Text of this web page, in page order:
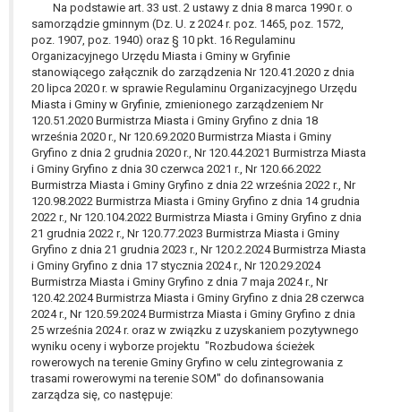
Na podstawie art. 33 ust. 2 ustawy z dnia 8 marca 1990 r. o
samorządzie gminnym (Dz. U. z 2024 r. poz. 1465, poz. 1572,
poz. 1907, poz. 1940) oraz § 10 pkt. 16 Regulaminu
Organizacyjnego Urzędu Miasta i Gminy w Gryfinie
stanowiącego załącznik do zarządzenia Nr 120.41.2020 z dnia
20 lipca 2020 r. w sprawie Regulaminu Organizacyjnego Urzędu
Miasta i Gminy w Gryfinie, zmienionego zarządzeniem Nr
120.51.2020 Burmistrza Miasta i Gminy Gryfino z dnia 18
września 2020 r., Nr 120.69.2020 Burmistrza Miasta i Gminy
Gryfino z dnia 2 grudnia 2020 r., Nr 120.44.2021 Burmistrza Miasta
i Gminy Gryfino z dnia 30 czerwca 2021 r., Nr 120.66.2022
Burmistrza Miasta i Gminy Gryfino z dnia 22 września 2022 r., Nr
120.98.2022 Burmistrza Miasta i Gminy Gryfino z dnia 14 grudnia
2022 r., Nr 120.104.2022 Burmistrza Miasta i Gminy Gryfino z dnia
21 grudnia 2022 r., Nr 120.77.2023 Burmistrza Miasta i Gminy
Gryfino z dnia 21 grudnia 2023 r., Nr 120.2.2024 Burmistrza Miasta
i Gminy Gryfino z dnia 17 stycznia 2024 r., Nr 120.29.2024
Burmistrza Miasta i Gminy Gryfino z dnia 7 maja 2024 r., Nr
120.42.2024 Burmistrza Miasta i Gminy Gryfino z dnia 28 czerwca
2024 r., Nr 120.59.2024 Burmistrza Miasta i Gminy Gryfino z dnia
25 września 2024 r. oraz w związku z uzyskaniem pozytywnego
wyniku oceny i wyborze projektu "Rozbudowa ścieżek
rowerowych na terenie Gminy Gryfino w celu zintegrowania z
trasami rowerowymi na terenie SOM" do dofinansowania
zarządza się, co następuje:
lub przez stronę trzecią.
Z przyczyn związanych z Pani/Pana
szczególną sytuacją. W razie wniesienia
sprzeciwu, administrator nie może już
przetwarzać tych danych osobowych, chyba
że wykaże on istnienie ważnych prawnie
uzasadnionych podstaw do przetwarzania,
nadrzędnych wobec interesów, praw i
wolności osoby, której dane dotyczą, lub
podstaw do ustalenia, dochodzenia lub
obrony roszczeń.
W przypadku gdy przetwarzanie danych
osobowych odbywa się na podstawie zgody osoby
na przetwarzanie danych osobowych (art. 6 ust. 1
lit a RODO), przysługuje Pani/Panu prawo do
cofnięcia tej zgody w dowolnym momencie.
Cofnięcie to nie ma wpływu na zgodność
przetwarzania, którego dokonano na podstawie
zgody przed jej cofnięciem.